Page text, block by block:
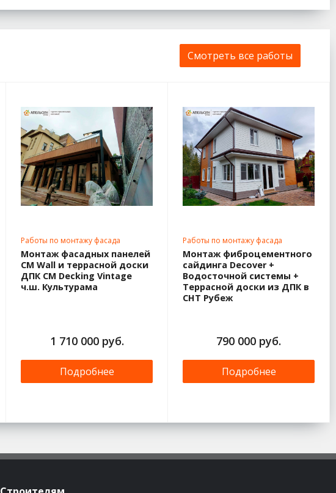
Смотреть все работы
Работы по монтажу фасада
Монтаж фасадных панелей
CM Wall и террасной доски
ДПК CM Decking Vintage
ч.ш. Культурама
1 710 000 руб.
Подробнее
Работы по монтажу фасада
Монтаж фиброцементного
сайдинга Decover +
Водосточной системы +
Террасной доски из ДПК в
СНТ Рубеж
790 000 руб.
Подробнее